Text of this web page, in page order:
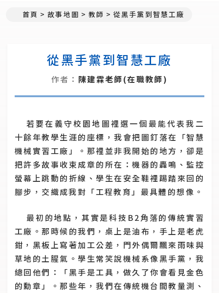
首頁 故事地圖 教師 從黑手黨到智慧工廠
從黑手黨到智慧工廠
作者： 陳建霖老師(在職教師)
若要在義守校園地圖裡選一個最能代表我二
十餘年教學生涯的座標，我會把圖釘落在「智慧
機械實習工廠」。那裡並非我開始的地方，卻是
把許多故事收束成章的所在：機器的轟鳴、監控
螢幕上跳動的折線、學生在安全鞋裡踢踏來回的
腳步，交織成我對「工程教育」最具體的想像。
最初的地點，其實是科技B2角落的傳統實習
工廠。那時候的我們，桌上是油布，手上是老虎
鉗，黑板上寫著加工公差，門外偶爾飄來雨味與
草地的土腥氣。學生常笑說機械系像黑手黨，我
總回他們：「黑手是工具，做久了你會看見金色
的勳章」。那些年，我們在傳統機台間教量測、